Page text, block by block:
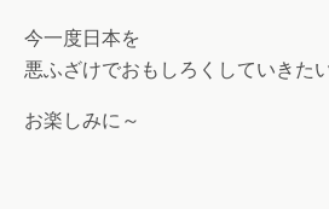
今一度日本を
悪ふざけでおもしろくしていきた
お楽しみに～